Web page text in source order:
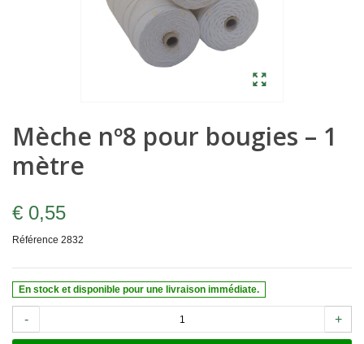
Mèche nº8 pour bougies – 1
mètre
€ 0,55
Référence 2832
En stock et disponible pour une livraison immédiate.
- +